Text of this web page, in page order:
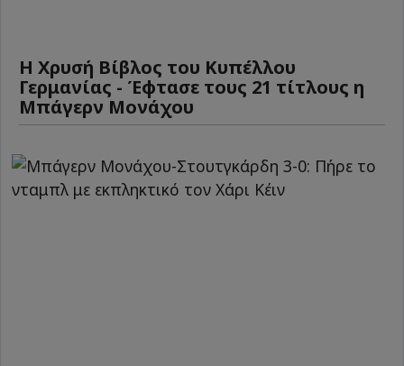
Η Χρυσή Βίβλος του Κυπέλλου
Γερμανίας - Έφτασε τους 21 τίτλους η
Μπάγερν Μονάχου